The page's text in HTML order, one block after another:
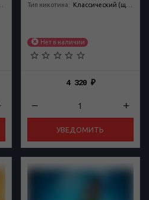
Тип никотина:
Нет в наличии
4 320 ₽
УВЕДОМИТЬ